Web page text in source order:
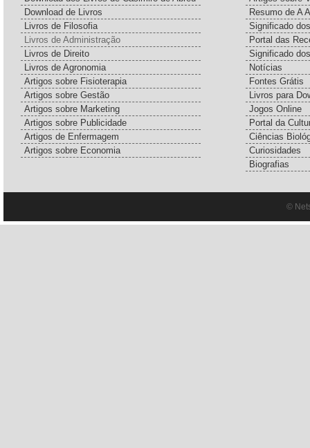
Download de Livros
Livros de Filosofia
Livros de Administração
Livros de Direito
Livros de Agronomia
Artigos sobre Fisioterapia
Artigos sobre Gestão
Artigos sobre Marketing
Artigos sobre Publicidade
Artigos de Enfermagem
Artigos sobre Economia
Resumo de A
Significado
Portal das
Significado
Notícias
Fontes Grátis
Livros para
Jogos Online
Portal da
Ciências
Curiosidades
Biografias
©